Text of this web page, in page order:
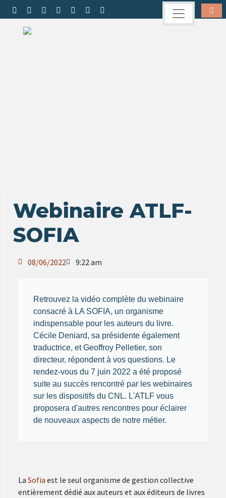
Webinaire ATLF-
SOFIA
08/06/2022 9:22 am
Retrouvez la vidéo complète du webinaire
consacré à LA SOFIA, un organisme
indispensable pour les auteurs du livre.
Cécile Deniard, sa présidente également
traductrice, et Geoffroy Pelletier, son
directeur, répondent à vos questions. Le
rendez-vous du 7 juin 2022 a été proposé
suite au succès rencontré par les webinaires
sur les dispositifs du CNL. L'ATLF vous
proposera d'autres rencontres pour éclairer
de nouveaux aspects de notre métier.
La Sofia est le seul organisme de gestion collective
entièrement dédié aux auteurs et aux éditeurs de livres